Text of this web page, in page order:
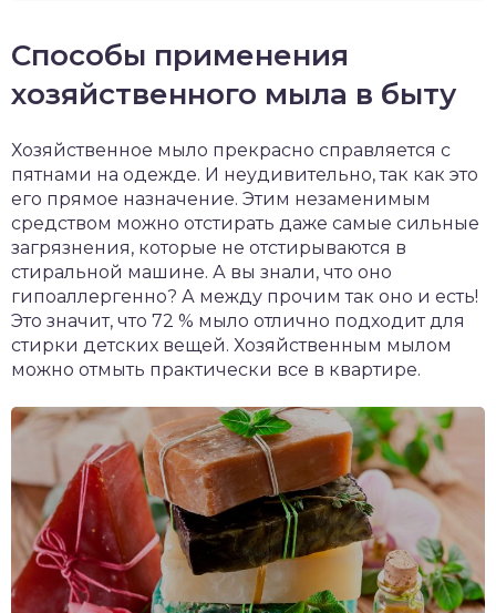
Способы применения
хозяйственного мыла в быту
Хозяйственное мыло прекрасно справляется с
пятнами на одежде. И неудивительно, так как это
его прямое назначение. Этим незаменимым
средством можно отстирать даже самые сильные
загрязнения, которые не отстирываются в
стиральной машине. А вы знали, что оно
гипоаллергенно? А между прочим так оно и есть!
Это значит, что 72 % мыло отлично подходит для
стирки детских вещей. Хозяйственным мылом
можно отмыть практически все в квартире.